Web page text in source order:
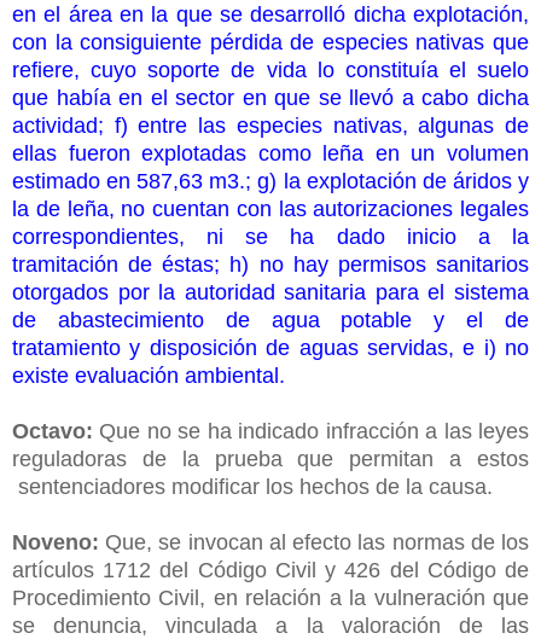
en el área en la que se desarrolló dicha explotación,
con la consiguiente pérdida de especies nativas que
refiere, cuyo soporte de vida lo constituía el suelo
que había en el sector en que se llevó a cabo dicha
actividad; f) entre las especies nativas, algunas de
ellas fueron explotadas como leña en un volumen
estimado en 587,63 m3.; g) la explotación de áridos y
la de leña, no cuentan con las autorizaciones legales
correspondientes, ni se ha dado inicio a la
tramitación de éstas; h) no hay permisos sanitarios
otorgados por la autoridad sanitaria para el sistema
de abastecimiento de agua potable y el de
tratamiento y disposición de aguas servidas, e i) no
existe evaluación ambiental.
Octavo: Que no se ha indicado infracción a las leyes
reguladoras de la prueba que permitan a estos
sentenciadores modificar los hechos de la causa.
Noveno: Que, se invocan al efecto las normas de los
artículos 1712 del Código Civil y 426 del Código de
Procedimiento Civil, en relación a la vulneración que
se denuncia, vinculada a la valoración de las